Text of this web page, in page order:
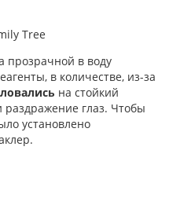
прозрачной в воду
в количестве, из-за
на стойкий
раздражение глаз. Чтобы
установлено